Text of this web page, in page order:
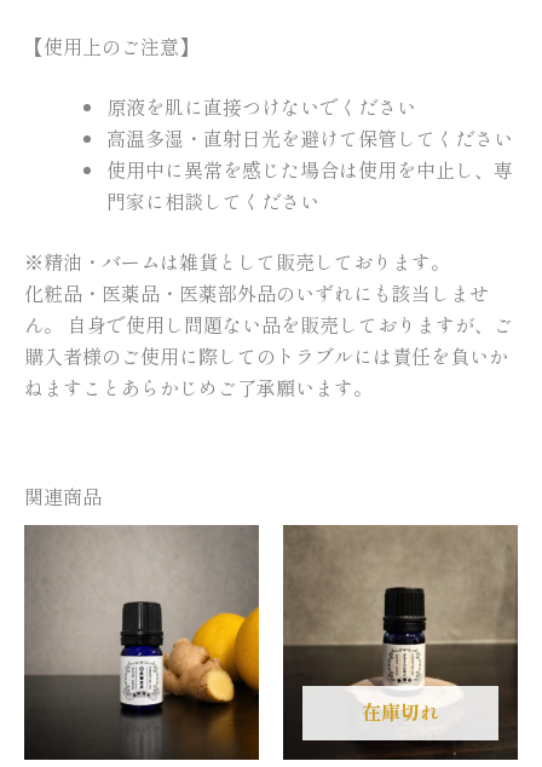
【使用上のご注意】
原液を肌に直接つけないでください
高温多湿・直射日光を避けて保管してください
使用中に異常を感じた場合は使用を中止し、専
門家に相談してください
※精油・バームは雑貨として販売しております。
化粧品・医薬品・医薬部外品のいずれにも該当しませ
ん。 自身で使用し問題ない品を販売しておりますが、ご
購入者様のご使用に際してのトラブルには責任を負いか
ねますことあらかじめご了承願います。
関連商品
在庫切れ